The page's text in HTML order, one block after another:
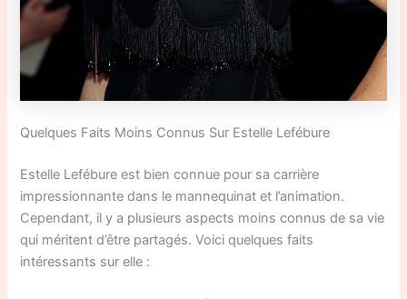
Quelques Faits Moins Connus Sur Estelle Lefébure
Estelle Lefébure est bien connue pour sa carrière
impressionnante dans le mannequinat et l’animation.
Cependant, il y a plusieurs aspects moins connus de sa vie
qui méritent d’être partagés. Voici quelques faits
intéressants sur elle :